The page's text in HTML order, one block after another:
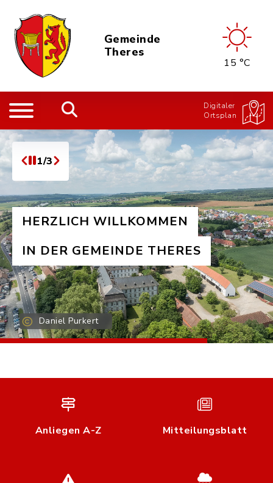
Gemeinde
Theres
15 °C
Digitaler
Ortsplan
HERZLICH WILLKOMMEN
IN DER GEMEINDE THERES
Daniel Purkert
Anliegen A-Z Mitteilungsblatt
1/3